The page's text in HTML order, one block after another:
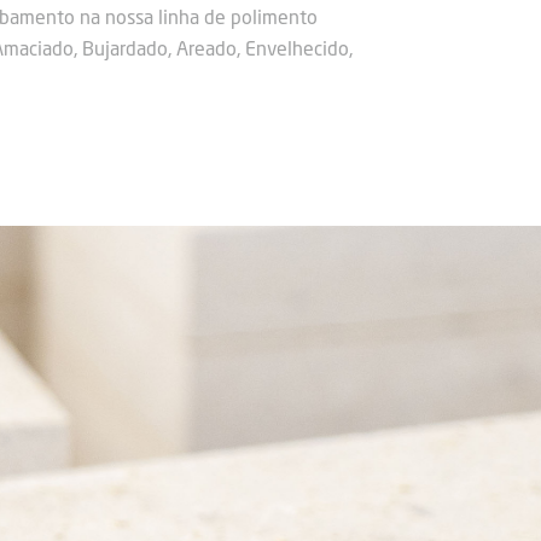
na nossa linha de polimento
Bujardado, Areado, Envelhecido,